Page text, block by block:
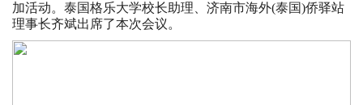
加活动。泰国格乐大学校长助理、济南市海外(泰国)侨驿站
理事长齐斌出席了本次会议。